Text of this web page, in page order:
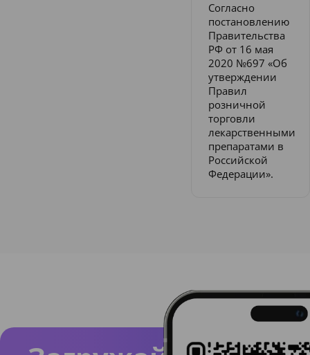
Согласно
постановлению
Правительства
РФ от 16 мая
2020 №697 «Об
утверждении
Правил
розничной
торговли
лекарственными
препаратами в
Российской
Федерации».